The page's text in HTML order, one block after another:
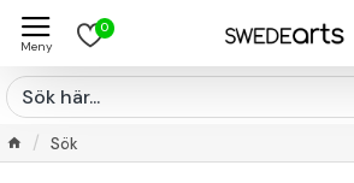
0
Sök